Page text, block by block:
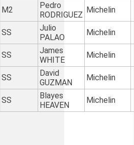
M2
Pedro
RODRIGUEZ
Michelin
SS
Julio
PALAO
Michelin
SS
James
WHITE
Michelin
SS
David
GUZMAN
Michelin
SS
Blayes
HEAVEN
Michelin